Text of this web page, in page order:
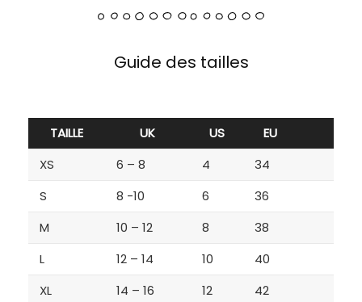
Guide des tailles
TAILLE UK US
EU
XS
6 – 8 4
34
S
8 -10 6
36
M
10 – 12 8
38
L
12 – 14 10
40
XL
14 – 16 12 42